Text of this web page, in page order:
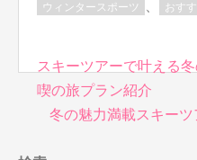
ウィンタースポーツ おす
投
稿
ナ
ゲ
スキーツアーで叶える
喫の旅プラン紹介
冬の魅力満載スキー